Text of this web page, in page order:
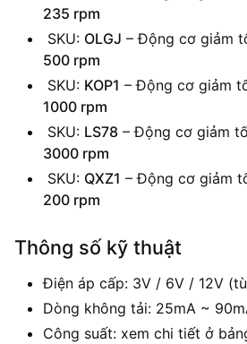
235 rpm
SKU: OLGJ – Động cơ giảm
500 rpm
SKU: KOP1 – Động cơ giảm
1000 rpm
SKU: LS78 – Động cơ giảm
3000 rpm
SKU: QXZ1 – Động cơ giảm
200 rpm
Thông số kỹ thuật
Điện áp cấp: 3V / 6V / 12V
Dòng không tải: 25mA ~
Công suất: xem chi tiết ở